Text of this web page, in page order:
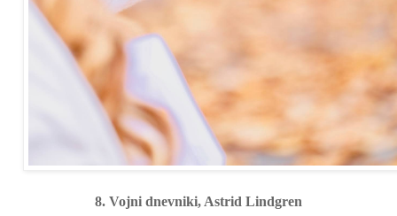
8. Vojni dnevniki, Astrid Lindgren